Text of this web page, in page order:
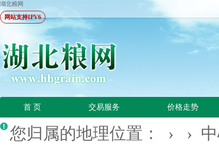
湖北粮网
网站支持IPV6
首 页 交易服务 价格走势
您归属的地理位置： › ›